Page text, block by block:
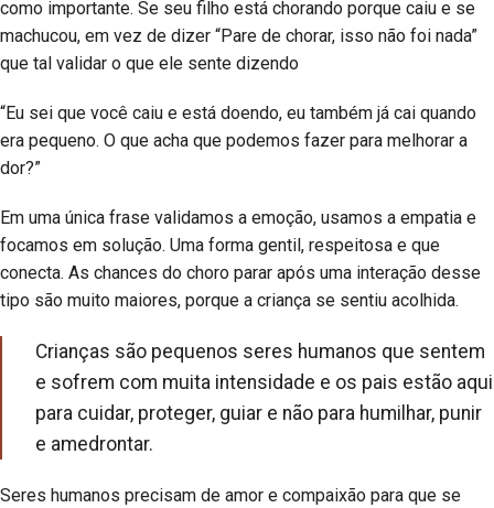
como importante. Se seu filho está chorando porque caiu e se
machucou, em vez de dizer “Pare de chorar, isso não foi nada”
que tal validar o que ele sente dizendo
“Eu sei que você caiu e está doendo, eu também já cai quando
era pequeno. O que acha que podemos fazer para melhorar a
dor?”
Em uma única frase validamos a emoção, usamos a empatia e
focamos em solução. Uma forma gentil, respeitosa e que
conecta. As chances do choro parar após uma interação desse
tipo são muito maiores, porque a criança se sentiu acolhida.
Crianças são pequenos seres humanos que sentem
e sofrem com muita intensidade e os pais estão aqui
para cuidar, proteger, guiar e não para humilhar, punir
e amedrontar.
Seres humanos precisam de amor e compaixão para que se